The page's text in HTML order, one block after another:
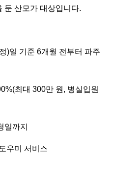
둔 산모가 대상입니다.
)일 기준 6개월 전부터 파주
최대 300만 원, 병실입원
일까지
우미 서비스